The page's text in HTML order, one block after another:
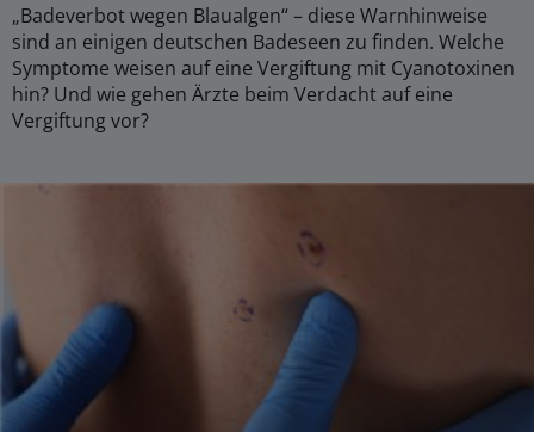
„Badeverbot wegen Blaualgen“ – diese Warnhinweise
sind an einigen deutschen Badeseen zu finden. Welche
Symptome weisen auf eine Vergiftung mit Cyanotoxinen
hin? Und wie gehen Ärzte beim Verdacht auf eine
Vergiftung vor?